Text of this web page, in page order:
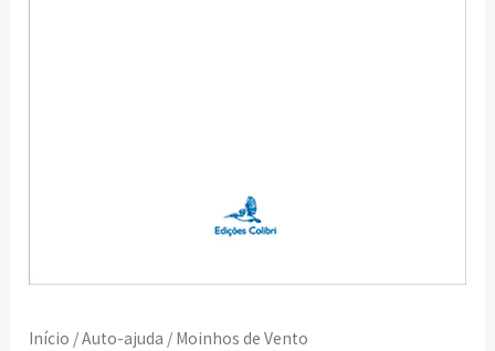
Início /Auto-ajuda / Moinhos de Vento